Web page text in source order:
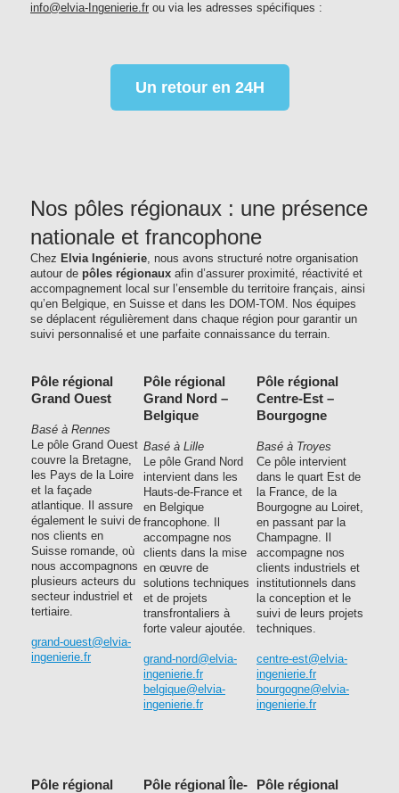
info@elvia-Ingenierie.fr ou via les adresses spécifiques :
Un retour en 24H
Nos pôles régionaux : une présence
nationale et francophone
Chez Elvia Ingénierie , nous avons structuré notre organisation
autour de pôles régionaux afin d’assurer proximité, réactivité et
accompagnement local sur l’ensemble du territoire français, ainsi
qu’en Belgique, en Suisse et dans les DOM-TOM. Nos équipes
se déplacent régulièrement dans chaque région pour garantir un
suivi personnalisé et une parfaite connaissance du terrain.
Pôle régional
Grand Ouest
Basé à Rennes
Le pôle Grand Ouest
couvre la Bretagne,
les Pays de la Loire
et la façade
atlantique. Il assure
également le suivi de
nos clients en
Suisse romande, où
nous accompagnons
plusieurs acteurs du
secteur industriel et
tertiaire.
grand-ouest@elvia-
ingenierie.fr
Pôle régional
Grand Nord –
Belgique
Basé à Lille
Le pôle Grand Nord
intervient dans les
Hauts-de-France et
en Belgique
francophone. Il
accompagne nos
clients dans la mise
en œuvre de
solutions techniques
et de projets
transfrontaliers à
forte valeur ajoutée.
grand-nord@elvia-
ingenierie.fr
belgique@elvia-
ingenierie.fr
Pôle régional
Centre-Est –
Bourgogne
Basé à Troyes
Ce pôle intervient
dans le quart Est de
la France, de la
Bourgogne au Loiret,
en passant par la
Champagne. Il
accompagne nos
clients industriels et
institutionnels dans
la conception et le
suivi de leurs projets
techniques.
centre-est@elvia-
ingenierie.fr
bourgogne@elvia-
ingenierie.fr
Pôle régional
Pôle régional Île-
Pôle régional